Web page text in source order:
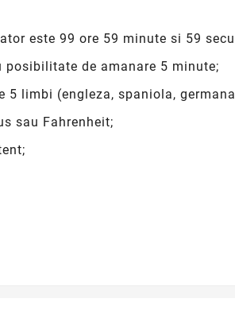
este 99 ore 59 minute si 59
de amanare 5 minute;
limbi (engleza, spaniola,
sau Fahrenheit;